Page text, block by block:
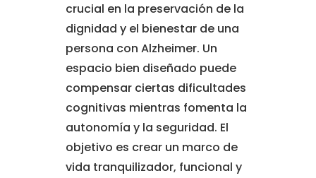
crucial en la preservación de la
dignidad y el bienestar de una
persona con Alzheimer. Un
espacio bien diseñado puede
compensar ciertas dificultades
cognitivas mientras fomenta la
autonomía y la seguridad. El
objetivo es crear un marco de
vida tranquilizador, funcional y